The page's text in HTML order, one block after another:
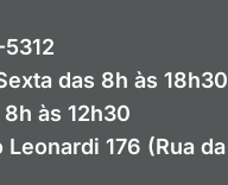
das 8h às 18h30
às 12h30
Leonardi 176 (Rua